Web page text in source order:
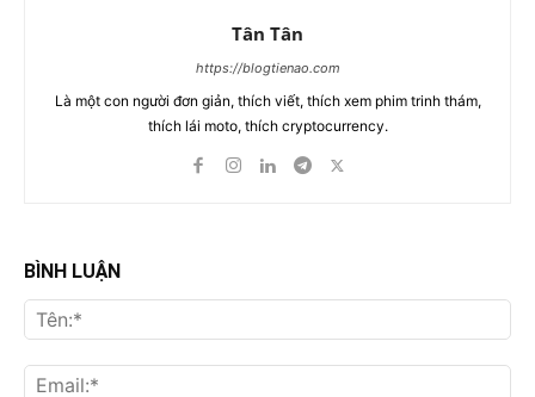
Tân Tân
https://blogtienao.com
Là một con người đơn giản, thích viết, thích xem phim trinh thám,
thích lái moto, thích cryptocurrency.
BÌNH LUẬN